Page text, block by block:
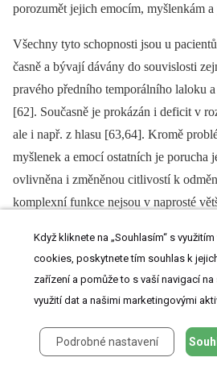
porozumět jejich emocím, myšlenkám
Všechny tyto schopnosti jsou u
časně a bývají dávány do souvislosti
pravého předního temporálního laloku
[62]. Současně je prokázán i deficit v
ale i např. z hlasu [63,64]. Kromě
myšlenek a emocí ostatních je porucha
ovlivněna i změněnou citlivostí k
komplexní funkce nejsou v naprosté
pro okolí větší zátěž než klasická
Porucha řeči
Poruchy řeči jsou u pacientů s bvFTD
Když kliknete na „Souhlasím“ s
cookies, poskytnete tím souhlas k
zařízení a pomůže to s vaší navigací
využití dat a našimi marketingovými
Podrobné nastavení